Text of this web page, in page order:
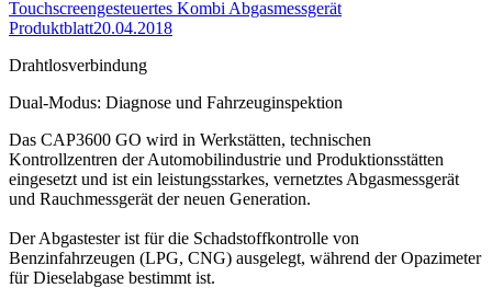
Touchscreengesteuertes Kombi Abgasmessgerät
Produktblatt20.04.2018
Drahtlosverbindung
Dual-Modus: Diagnose und Fahrzeuginspektion
Das CAP3600 GO wird in Werkstätten, technischen
Kontrollzentren der Automobilindustrie und Produktionsstätten
eingesetzt und ist ein leistungsstarkes, vernetztes Abgasmessgerät
und Rauchmessgerät der neuen Generation.
Der Abgastester ist für die Schadstoffkontrolle von
Benzinfahrzeugen (LPG, CNG) ausgelegt, während der Opazimeter
für Dieselabgase bestimmt ist.